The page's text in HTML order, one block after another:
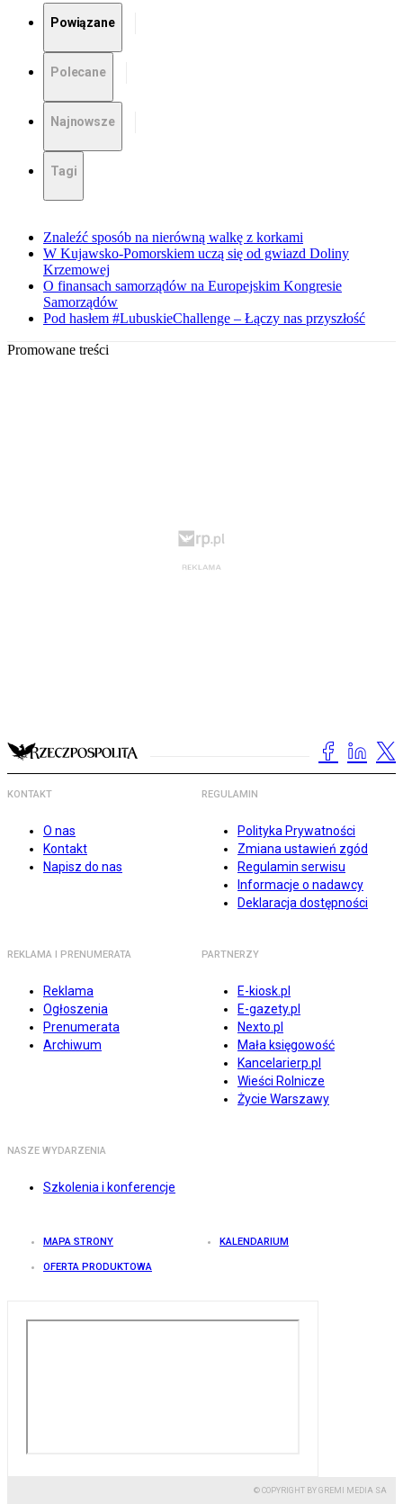
Powiązane
Polecane
Najnowsze
Tagi
Znaleźć sposób na nierówną walkę z korkami
W Kujawsko-Pomorskiem uczą się od gwiazd Doliny
Krzemowej
O finansach samorządów na Europejskim Kongresie
Samorządów
Pod hasłem #LubuskieChallenge – Łączy nas przyszłość
Promowane treści
KONTAKT
O nas
Kontakt
Napisz do nas
REGULAMIN
Polityka Prywatności
Zmiana ustawień zgód
Regulamin serwisu
Informacje o nadawcy
Deklaracja dostępności
REKLAMA I PRENUMERATA
Reklama
Ogłoszenia
Prenumerata
Archiwum
PARTNERZY
E-kiosk.pl
E-gazety.pl
Nexto.pl
Mała księgowość
Kancelarierp.pl
Wieści Rolnicze
Życie Warszawy
NASZE WYDARZENIA
Szkolenia i konferencje
MAPA STRONY KALENDARIUM
OFERTA PRODUKTOWA
© COPYRIGHT BY GREMI MEDIA SA